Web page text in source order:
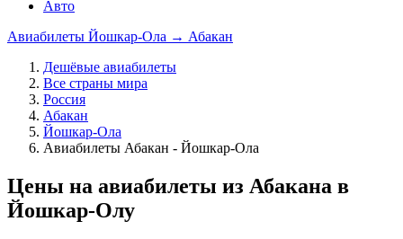
Авто
Авиабилеты Йошкар-Ола → Абакан
Дешёвые авиабилеты
Все страны мира
Россия
Абакан
Йошкар-Ола
Авиабилеты Абакан - Йошкар-Ола
Цены на авиабилеты из Абакана в
Йошкар-Олу